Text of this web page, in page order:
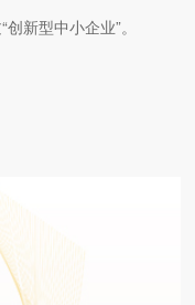
新型中小企业”。